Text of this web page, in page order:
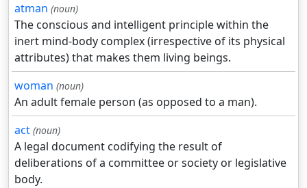
atman (noun)
The conscious and intelligent principle within the
inert mind-body complex (irrespective of its physical
attributes) that makes them living beings.
woman (noun)
An adult female person (as opposed to a man).
act (noun)
A legal document codifying the result of
deliberations of a committee or society or legislative
body.